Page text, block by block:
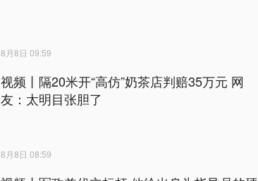
8月8日 09:59
视频丨隔20米开“高仿”奶茶店判赔35万元 网
友：太明目张胆了
8月8日 08:59